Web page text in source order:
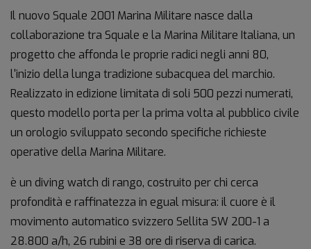
Il nuovo Squale 2001 Marina Militare nasce dalla
collaborazione tra Squale e la Marina Militare Italiana, un
progetto che affonda le proprie radici negli anni 80,
l'inizio della lunga tradizione subacquea del marchio.
Realizzato in edizione limitata di soli 500 pezzi numerati,
questo modello porta per la prima volta al pubblico civile
un orologio sviluppato secondo specifiche richieste
operative della Marina Militare.
è un diving watch di rango, costruito per chi cerca
profondità e raffinatezza in egual misura: il cuore è il
movimento automatico svizzero Sellita SW 200-1 a
28.800 a/h, 26 rubini e 38 ore di riserva di carica.